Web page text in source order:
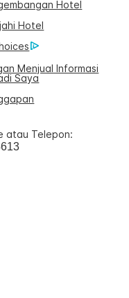
Hotel
Hotel
Menjual Informasi
Saya
atau Telepon: